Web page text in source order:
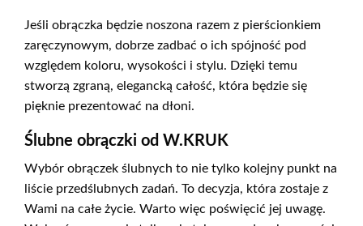
Jeśli obrączka będzie noszona razem z pierścionkiem
zaręczynowym, dobrze zadbać o ich spójność pod
względem koloru, wysokości i stylu. Dzięki temu
stworzą zgraną, elegancką całość, która będzie się
pięknie prezentować na dłoni.
Ślubne obrączki od W.KRUK
Wybór obrączek ślubnych to nie tylko kolejny punkt na
liście przedślubnych zadań. To decyzja, która zostaje z
Wami na całe życie. Warto więc poświęcić jej uwagę.